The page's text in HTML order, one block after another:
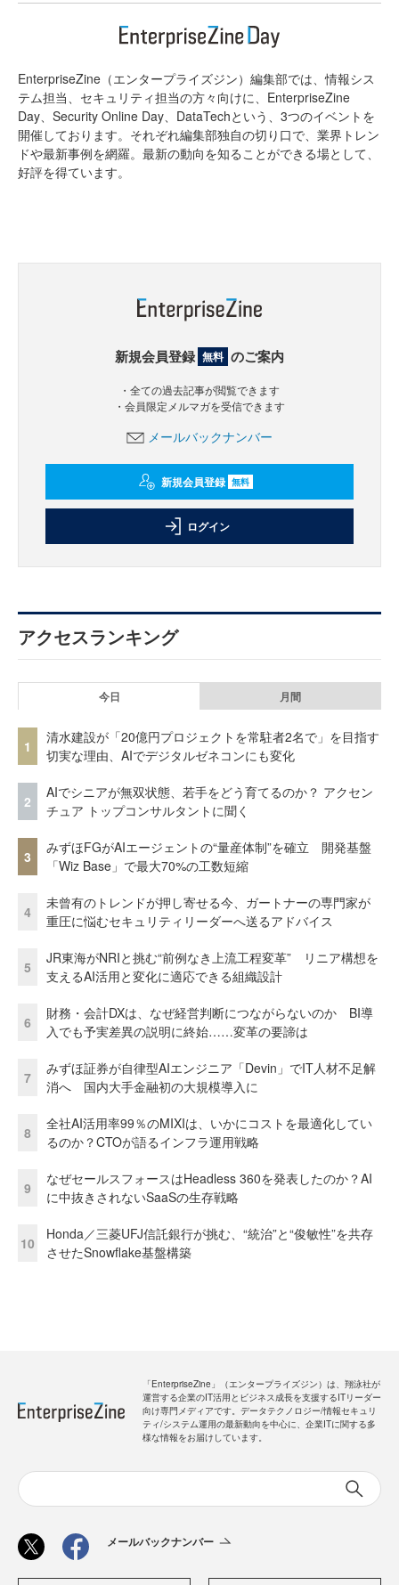
EnterpriseZine（エンタープライズジン）編集部では、情報シス
テム担当、セキュリティ担当の方々向けに、EnterpriseZine
Day、Security Online Day、DataTechという、3つのイベントを
開催しております。それぞれ編集部独自の切り口で、業界トレン
ドや最新事例を網羅。最新の動向を知ることができる場として、
好評を得ています。
新規会員登録 無料 のご案内
・全ての過去記事が閲覧できます
・会員限定メルマガを受信できます
メールバックナンバー
新規会員登録 無料
ログイン
アクセスランキング
今日 月間
1
清水建設が「20億円プロジェクトを常駐者2名で」を目指す
切実な理由、AIでデジタルゼネコンにも変化
2
AIでシニアが無双状態、若手をどう育てるのか？ アクセン
チュア トップコンサルタントに聞く
3
みずほFGがAIエージェントの“量産体制”を確立 開発基盤
「Wiz Base」で最大70%の工数短縮
4
未曾有のトレンドが押し寄せる今、ガートナーの専門家が
重圧に悩むセキュリティリーダーへ送るアドバイス
5
JR東海がNRIと挑む“前例なき上流工程変革” リニア構想を
支えるAI活用と変化に適応できる組織設計
6
財務・会計DXは、なぜ経営判断につながらないのか BI導
入でも予実差異の説明に終始……変革の要諦は
7
みずほ証券が自律型AIエンジニア「Devin」でIT人材不足解
消へ 国内大手金融初の大規模導入に
8
全社AI活用率99％のMIXIは、いかにコストを最適化してい
るのか？CTOが語るインフラ運用戦略
9
なぜセールスフォースはHeadless 360を発表したのか？AI
に中抜きされないSaaSの生存戦略
10
Honda／三菱UFJ信託銀行が挑む、“統治”と“俊敏性”を共存
させたSnowflake基盤構築
「EnterpriseZine」（エンタープライズジン）は、翔泳社が
運営する企業のIT活用とビジネス成長を支援するITリーダー
向け専門メディアです。データテクノロジー/情報セキュリ
ティ/システム運用の最新動向を中心に、企業ITに関する多
様な情報をお届けしています。
メールバックナンバー